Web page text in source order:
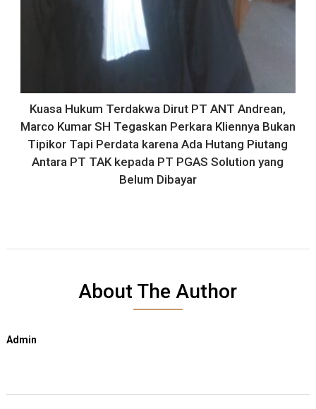
Kuasa Hukum Terdakwa Dirut PT ANT Andrean,
Marco Kumar SH Tegaskan Perkara Kliennya Bukan
Tipikor Tapi Perdata karena Ada Hutang Piutang
Antara PT TAK kepada PT PGAS Solution yang
Belum Dibayar
About The Author
Admin